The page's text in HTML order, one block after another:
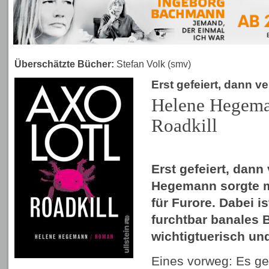
Überschätzte Bücher: Stefan Volk (smv)
Erst gefeiert, dann
Helene
Roadkill
Erst gefeiert, dann
Hegemann sorgte
für Furore. Dabei
furchtbar banales
wichtigtuerisch
Eines vorweg: Es